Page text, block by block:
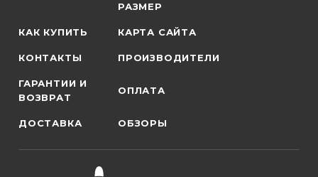
РАЗМЕР
КАК КУПИТЬ КАРТА САЙТА
КОНТАКТЫ ПРОИЗВОДИТЕЛИ
ГАРАНТИИ И
ВОЗВРАТ
ОПЛАТА
ДОСТАВКА ОБЗОРЫ